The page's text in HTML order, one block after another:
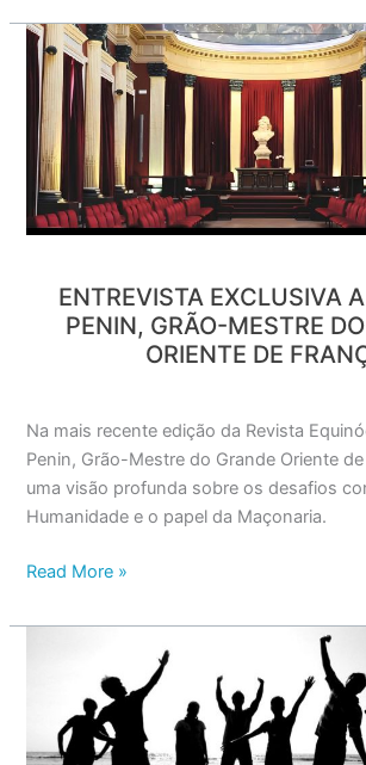
ENTREVISTA EXCLUSIVA
PENIN, GRÃO-MESTRE
ORIENTE DE
Na mais recente edição da Revista
Penin, Grão-Mestre do Grande Oriente
uma visão profunda sobre os desafios
Humanidade e o papel da Maçonaria.
Entrevista
exclusiva
Nicolas
Penin,
Grão-
Mestre
do
Oriente
Read More »
Desumanização